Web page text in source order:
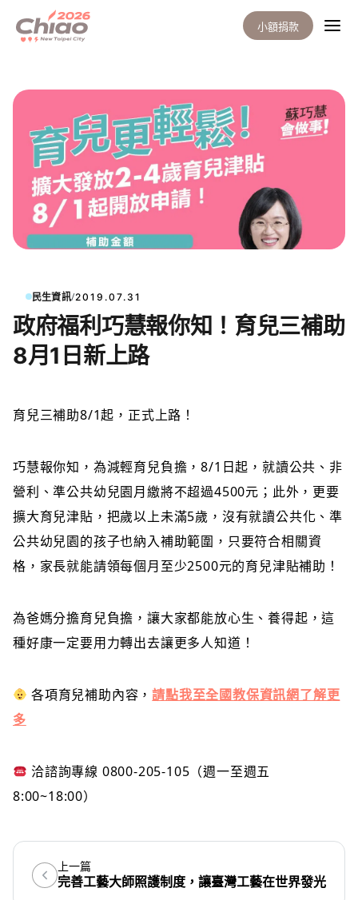
小額捐款
民生資訊/2019.07.31
政府福利巧慧報你知！育兒三補助
8月1日新上路
育兒三補助8/1起，正式上路！
巧慧報你知，為減輕育兒負擔，8/1日起，就讀公共、非
營利、準公共幼兒園月繳將不超過4500元；此外，更要
擴大育兒津貼，把歲以上未滿5歲，沒有就讀公共化、準
公共幼兒園的孩子也納入補助範圍，只要符合相關資
格，家長就能請領每個月至少2500元的育兒津貼補助！
為爸媽分擔育兒負擔，讓大家都能放心生、養得起，這
種好康一定要用力轉出去讓更多人知道！
各項育兒補助內容，請點我至全國教保資訊網了解更
多
洽諮詢專線 0800-205-105（週一至週五
8:00~18:00）
上一篇
完善工藝大師照護制度，讓臺灣工藝在世界發光